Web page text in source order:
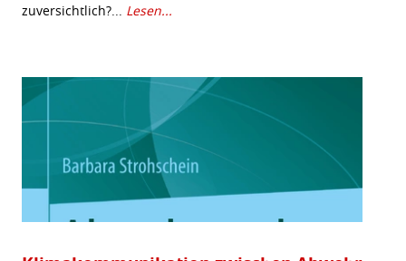
zuversichtlich?... Lesen...